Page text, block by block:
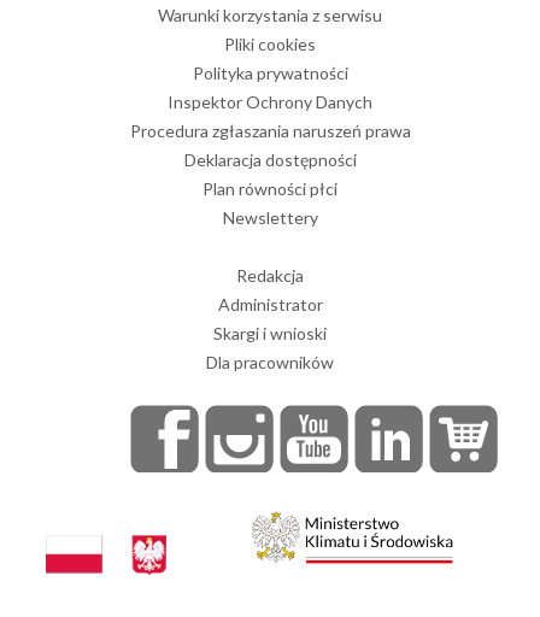
Warunki korzystania z serwisu
Pliki cookies
Polityka prywatności
Inspektor Ochrony Danych
Procedura zgłaszania naruszeń prawa
Deklaracja dostępności
Plan równości płci
Newslettery
Redakcja
Administrator
Skargi i wnioski
Dla pracowników